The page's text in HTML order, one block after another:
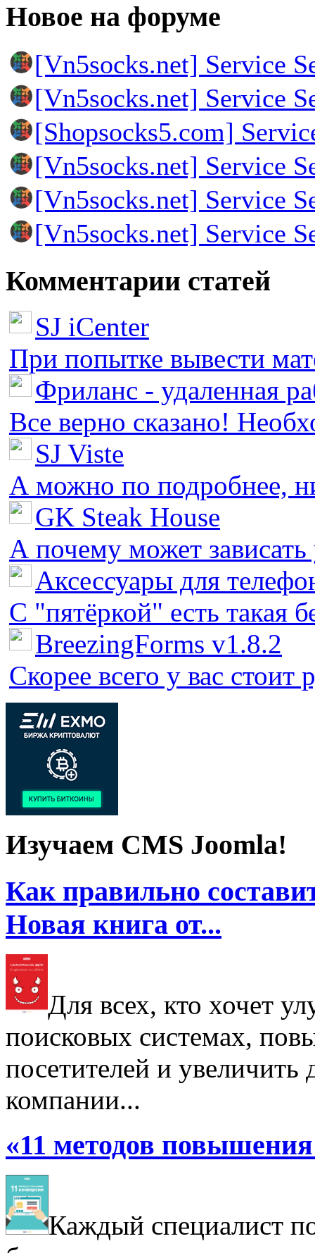
Новое на форуме
[Vn5socks.net] Service
[Vn5socks.net] Service
[Shopsocks5.com]
[Vn5socks.net] Service
[Vn5socks.net] Service
[Vn5socks.net] Service
Комментарии статей
SJ iCenter
При попытке вывести
Фриланс - удаленная
Все верно сказано!
SJ Viste
А можно по подробнее,
GK Steak House
А почему может зависать
Аксессуары для
С "пятёркой" есть такая
BreezingForms v1.8.2
Скорее всего у вас стоит
Изучаем CMS Joomla!
Как правильно
Новая книга от...
Для всех, кто хочет
поисковых системах,
посетителей и увеличить
компании...
«11 методов
Каждый специалист